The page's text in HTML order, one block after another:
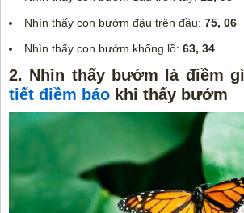
Nhìn thấy con bướm đậu trên đầu: 75, 06
Nhìn thấy con bướm khổng lồ: 63, 34
2. Nhìn thấy bướm là điềm
tiết điềm báo khi thấy bướm